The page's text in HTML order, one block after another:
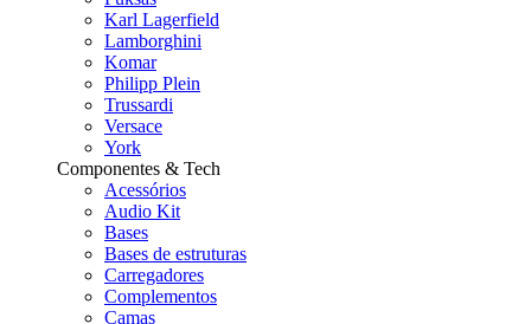
Karl Lagerfield
Lamborghini
Komar
Philipp Plein
Trussardi
Versace
York
Componentes & Tech
Acessórios
Audio Kit
Bases
Bases de estruturas
Carregadores
Complementos
Camas